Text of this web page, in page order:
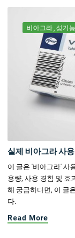
비아그라 성기
실제 비아그라 사
이 글은 '비아그라' 사
용량, 사용 경험 및 효
해 궁금하다면, 이 글
다.
Read More